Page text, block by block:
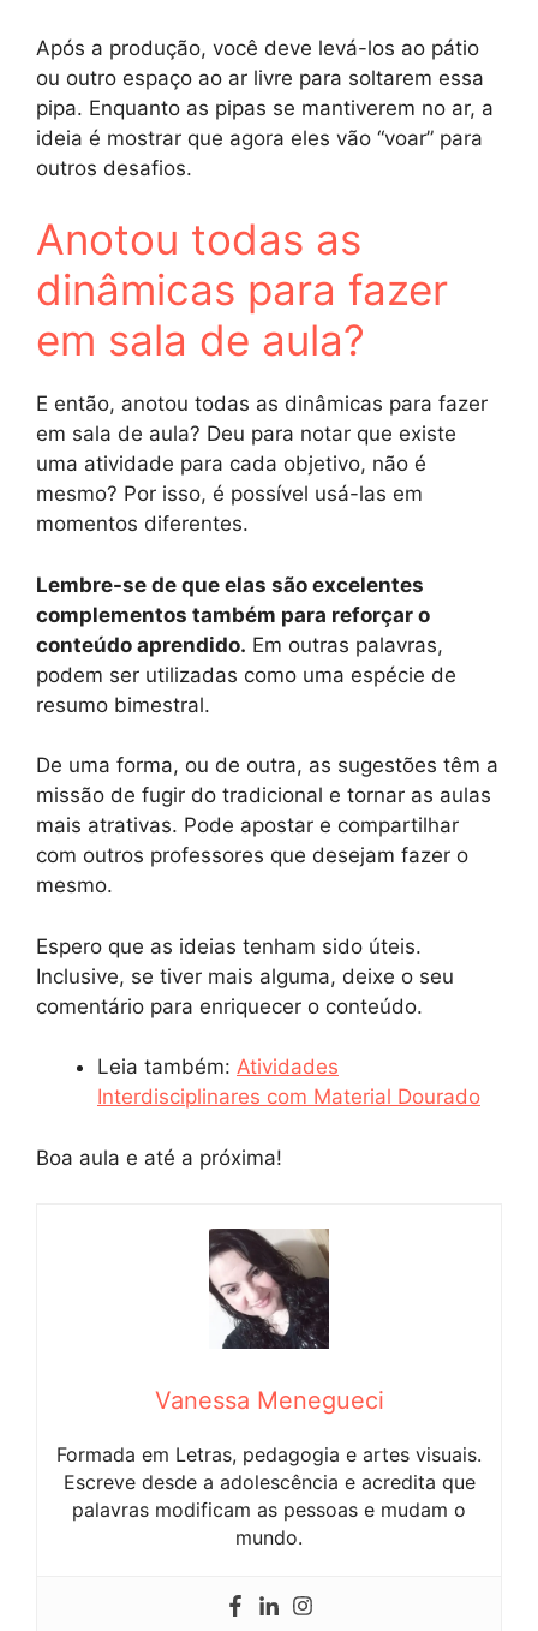
Após a produção, você deve levá-los ao pátio
ou outro espaço ao ar livre para soltarem essa
pipa. Enquanto as pipas se mantiverem no ar, a
ideia é mostrar que agora eles vão “voar” para
outros desafios.
Anotou todas as
dinâmicas para fazer
em sala de aula?
E então, anotou todas as dinâmicas para fazer
em sala de aula? Deu para notar que existe
uma atividade para cada objetivo, não é
mesmo? Por isso, é possível usá-las em
momentos diferentes.
Lembre-se de que elas são excelentes
complementos também para reforçar o
conteúdo aprendido. Em outras palavras,
podem ser utilizadas como uma espécie de
resumo bimestral.
De uma forma, ou de outra, as sugestões têm a
missão de fugir do tradicional e tornar as aulas
mais atrativas. Pode apostar e compartilhar
com outros professores que desejam fazer o
mesmo.
Espero que as ideias tenham sido úteis.
Inclusive, se tiver mais alguma, deixe o seu
comentário para enriquecer o conteúdo.
Leia também: Atividades
Interdisciplinares com Material Dourado
Boa aula e até a próxima!
Vanessa Menegueci
Formada em Letras, pedagogia e artes visuais.
Escreve desde a adolescência e acredita que
palavras modificam as pessoas e mudam o
mundo.